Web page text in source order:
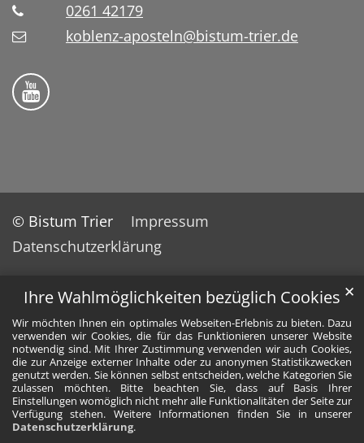
Ihre Wahlmöglichkeiten bezüglich Cookies
Wir möchten Ihnen ein optimales Webseiten-Erlebnis zu bieten. Dazu
verwenden wir Cookies, die für das Funktionieren unserer Website
notwendig sind. Mit Ihrer Zustimmung verwenden wir auch Cookies,
die zur Anzeige externer Inhalte oder zu anonymen Statistikzwecken
genutzt werden. Sie können selbst entscheiden, welche Kategorien Sie
zulassen möchten. Bitte beachten Sie, dass auf Basis Ihrer
Einstellungen womöglich nicht mehr alle Funktionalitäten der Seite zur
Verfügung stehen. Weitere Informationen finden Sie in unserer
Datenschutzerklärung.
✕
0261 42179
koblenz-aposteln@bistum-trier.de
Bistum Trier auf YouTube
© Bistum Trier
Impressum
Datenschutzerklärung